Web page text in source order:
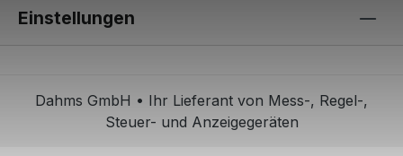
Einstellungen
Dahms GmbH • Ihr Lieferant von Mess-, Regel-,
Steuer- und Anzeigegeräten